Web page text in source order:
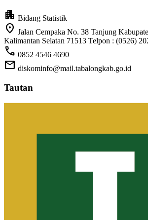
apartment Bidang Statistik
location_on Jalan Cempaka No. 38 Tanjung
Kalimantan Selatan 71513 Telpon : (0526)
call 0852 4546 4690
mail diskominfo@mail.tabalongkab.go.id
Tautan